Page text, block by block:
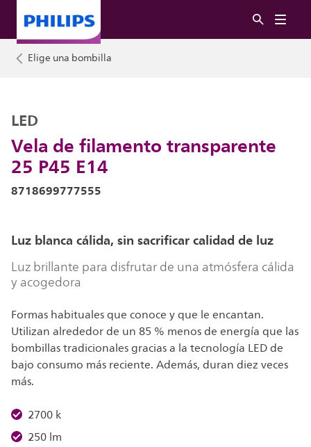
Elige una bombilla
Vela de filamento transparente
25 P45 E14
LED
8718699777555
Luz blanca cálida, sin sacrificar calidad de luz
Luz brillante para disfrutar de una atmósfera cálida
y acogedora
Formas habituales que conoce y que le encantan.
Utilizan alrededor de un 85 % menos de energía que las
bombillas tradicionales gracias a la tecnología LED de
bajo consumo más reciente. Además, duran diez veces
más.
2700 k
250 lm